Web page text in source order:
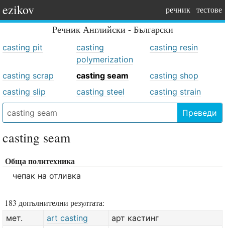
ezikov речник тестове
Речник Английски - Български
casting pit
casting
polymerization
casting resin
casting scrap casting seam
casting shop
casting slip
casting steel casting strain
Преведи
casting seam
Обща политехника
чепак на отливка
183 допълнителни резултата:
мет. art casting арт кастинг